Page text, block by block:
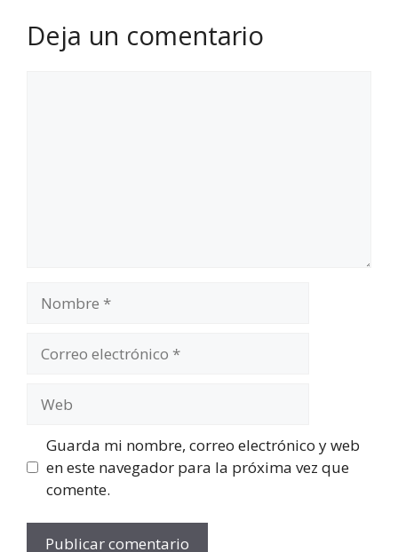
Deja un comentario
electrónico
Guarda mi nombre, correo electrónico y web
en este navegador para la próxima vez que
comente.